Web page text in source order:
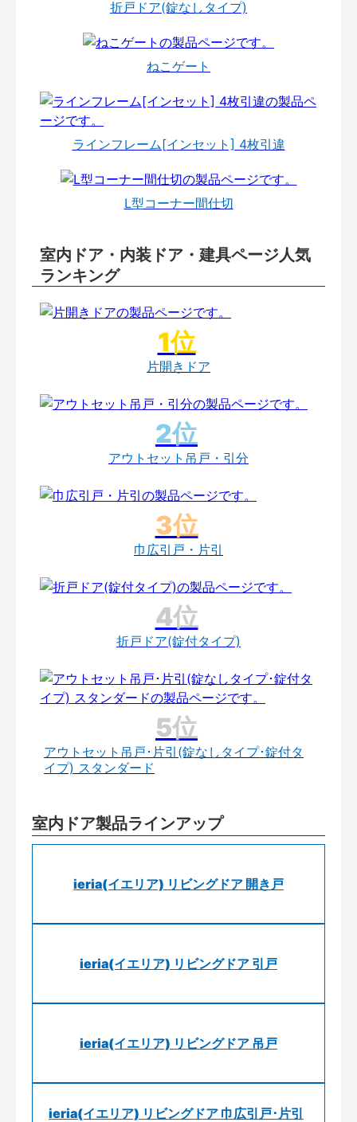
折戸ドア(錠なしタイプ)
ねこゲート
ラインフレーム[インセット] 4枚引違
L型コーナー間仕切
室内ドア・内装ドア・建具ページ人気
ランキング
片開きドア
アウトセット吊戸・引分
巾広引戸・片引
折戸ドア(錠付タイプ)
アウトセット吊戸･片引(錠なしタイプ･錠付タ
イプ) スタンダード
室内ドア製品ラインアップ
ieria(イエリア) リビングドア 開き戸
ieria(イエリア) リビングドア 引戸
ieria(イエリア) リビングドア 吊戸
ieria(イエリア) リビングドア 巾広引戸･片引